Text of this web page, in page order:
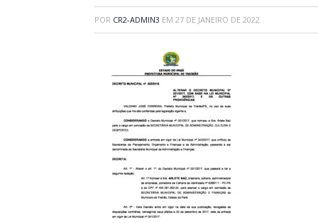
POR CR2-ADMIN3 EM 27 DE JANEIRO DE 2022